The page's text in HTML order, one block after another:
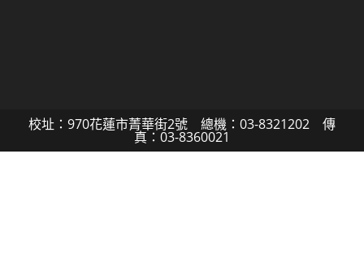
校址：970花蓮市菁華街2號 總機：03-8321202 傳
真：03-8360021